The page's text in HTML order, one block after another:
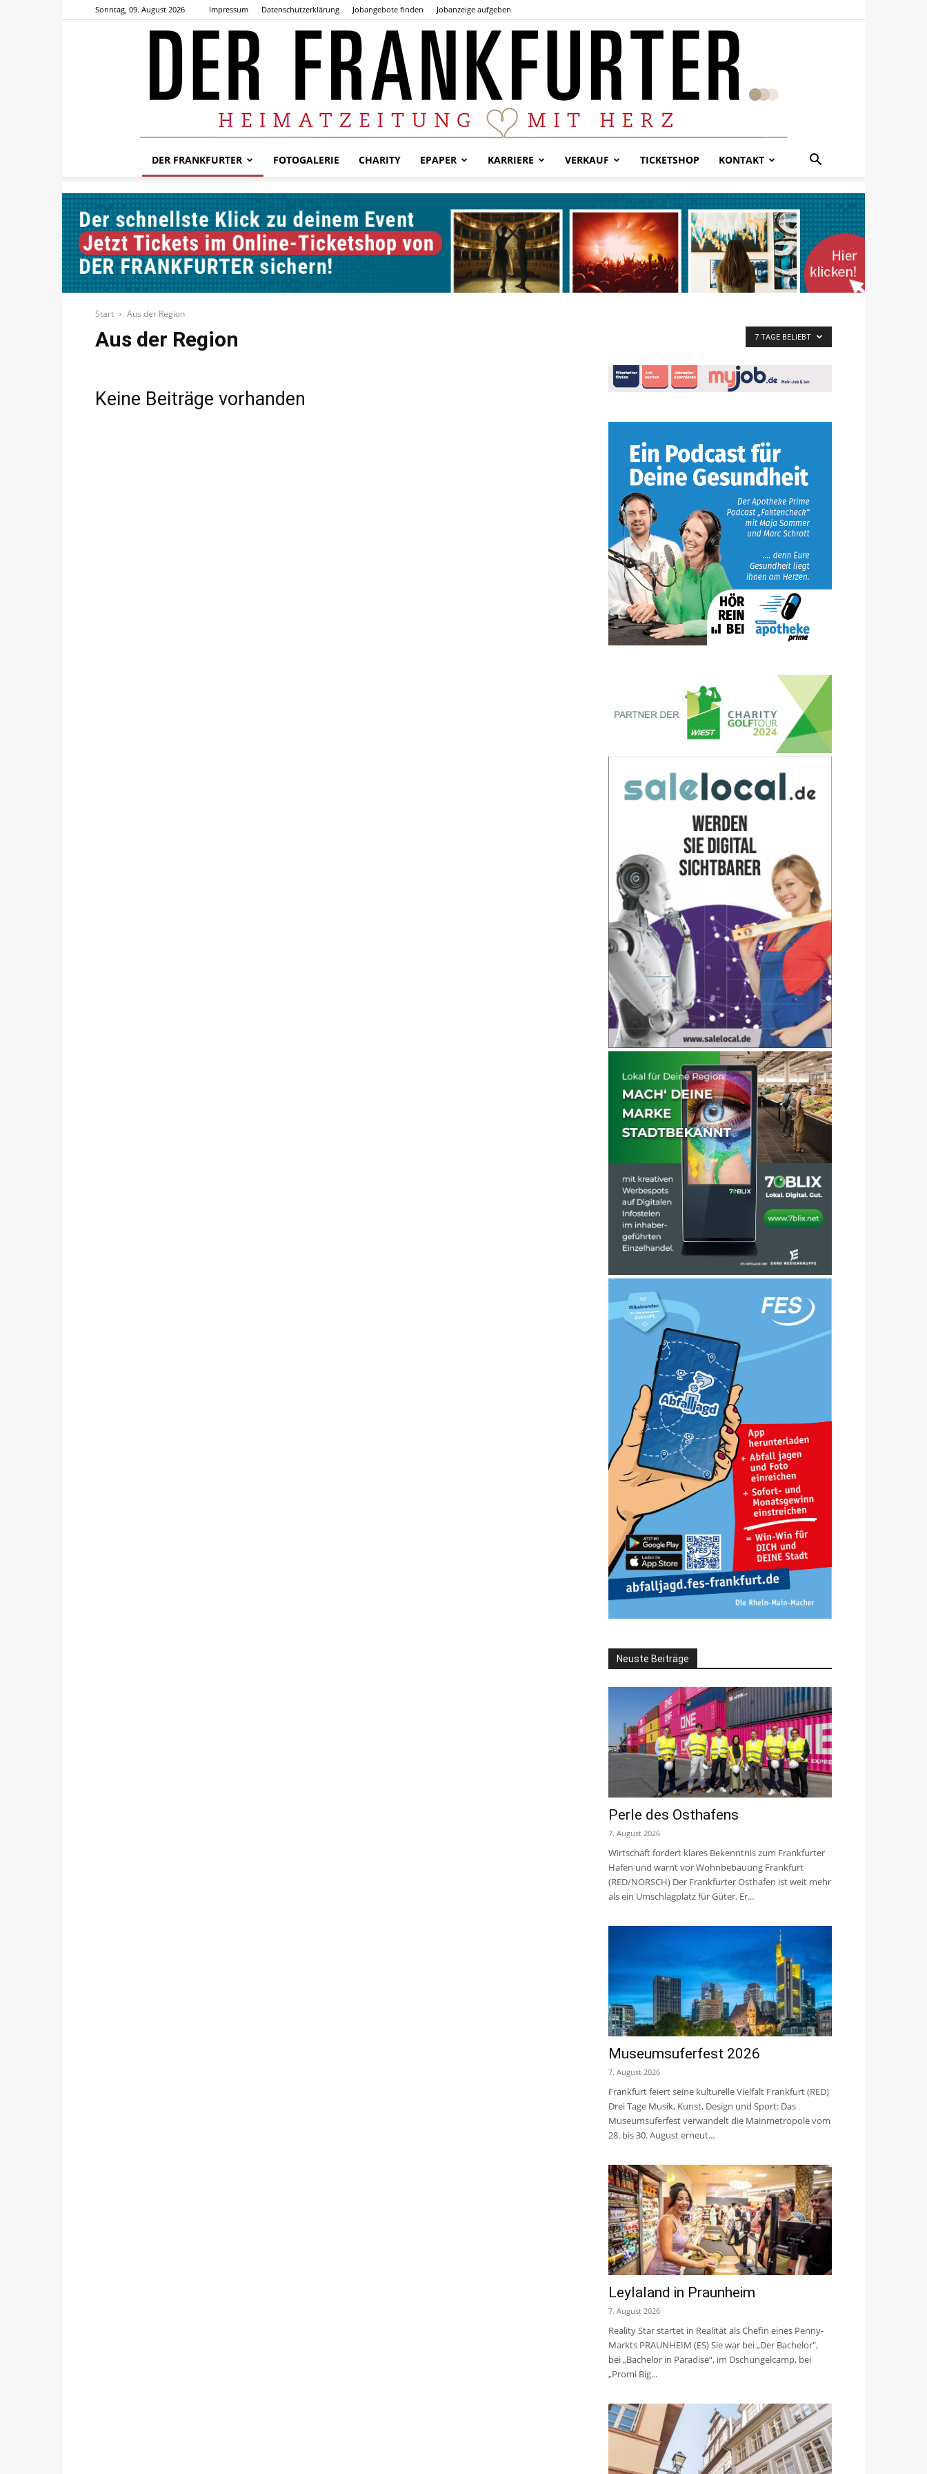
Sonntag, 09. August 2026 Impressum Datenschutzerklärung Jobangebote finden Jobanzeige aufgeben
Frankfurter
DER FRANKFURTER FOTOGALERIE CHARITY EPAPER KARRIERE VERKAUF TICKETSHOP KONTAKT
Start Aus der Region
Aus der Region 7 TAGE BELIEBT
Keine Beiträge vorhanden
Neuste Beiträge
Perle des Osthafens
7. August 2026
Wirtschaft fordert klares Bekenntnis zum Frankfurter
Hafen und warnt vor Wohnbebauung Frankfurt
(RED/NORSCH) Der Frankfurter Osthafen ist weit mehr
als ein Umschlagplatz für Güter. Er...
Museumsuferfest 2026
7. August 2026
Frankfurt feiert seine kulturelle Vielfalt Frankfurt (RED)
Drei Tage Musik, Kunst, Design und Sport: Das
Museumsuferfest verwandelt die Mainmetropole vom
28. bis 30. August erneut...
Leylaland in Praunheim
7. August 2026
Reality Star startet in Realität als Chefin eines Penny-
Markts PRAUNHEIM (ES) Sie war bei „Der Bachelor",
bei „Bachelor in Paradise“, im Dschungelcamp, bei
„Promi Big...